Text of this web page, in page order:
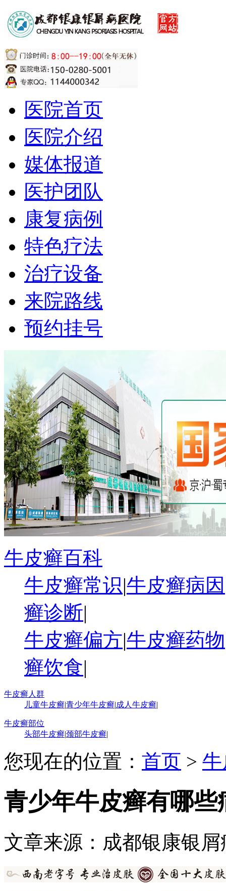
医院首页
医院介绍
媒体报道
医护团队
康复病例
特色疗法
治疗设备
来院路线
预约挂号
牛皮癣百科
牛皮癣常识|牛皮癣病因
癣诊断|
牛皮癣偏方|牛皮癣药物
癣饮食|
牛皮癣人群
儿童牛皮癣|青少年牛皮癣|成人牛皮癣|
牛皮癣部位
头部牛皮癣|颈部牛皮癣|
您现在的位置： 首页 >
青少年牛皮癣有哪些
文章来源：成都银康银屑